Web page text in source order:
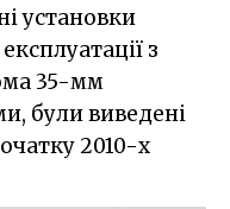
установки
з
35-мм
були виведені
2010-х